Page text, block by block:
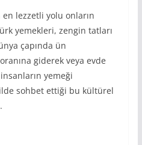
lezzetli yolu onların
yemekleri, zengin tatları
çapında ün
giderek veya evde
yemeği
sohbet ettiği bu kültürel